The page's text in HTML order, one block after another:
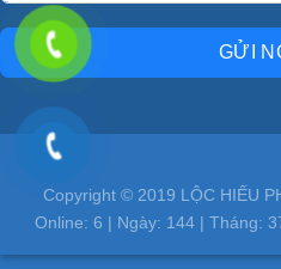
GỬI
Copyright © 2019 LỘC HIẾU
Online: 6 | Ngày: 144| Tháng: